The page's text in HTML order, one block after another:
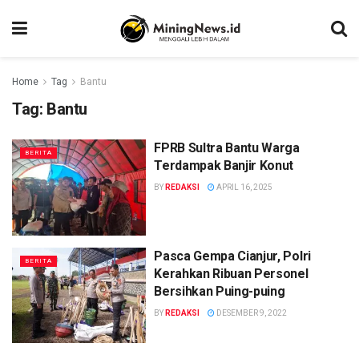
Home Tag Bantu
Tag: Bantu
BERITA
FPRB Sultra Bantu Warga
Terdampak Banjir Konut
BY REDAKSI APRIL 16, 2025
BERITA
Pasca Gempa Cianjur, Polri
Kerahkan Ribuan Personel
Bersihkan Puing-puing
BY REDAKSI DESEMBER 9, 2022